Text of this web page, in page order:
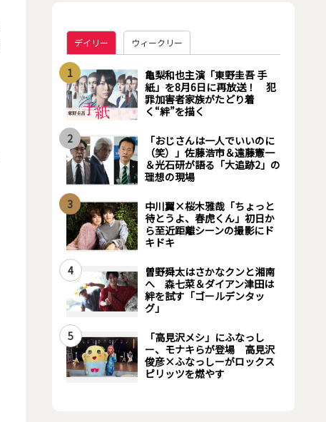
デイリー ウィークリー
1
亀梨和也主演「東野圭吾 手
紙」を8月6日に再放送！ 犯
罪加害者家族がたどり着
く“絆”を描く
2
「おじさんは一人でいいのに
（笑）」佐藤浩市＆遠藤憲一
＆光石研が語る「大追跡2」の
理想の現場
3
中川翼×桜木雅哉「ちょっと
待とうよ、春虎くん」初日か
ら至近距離シーンの撮影にド
キドキ
4
曽野舜太はさかなクンと湘南
へ 森七菜＆ダイアン津田は
絆を試す「ゴールデンタッ
グ」
5
「高見沢メシ」にふなっし
ー、モナキらが登場 高見沢
俊彦×ふなっしーがロックス
ピリッツを燃やす